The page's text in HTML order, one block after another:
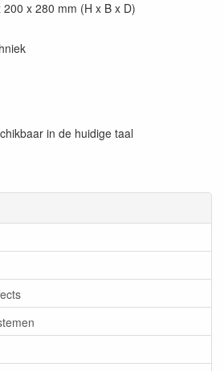
x 280 mm (H x B x D)
in de huidige taal